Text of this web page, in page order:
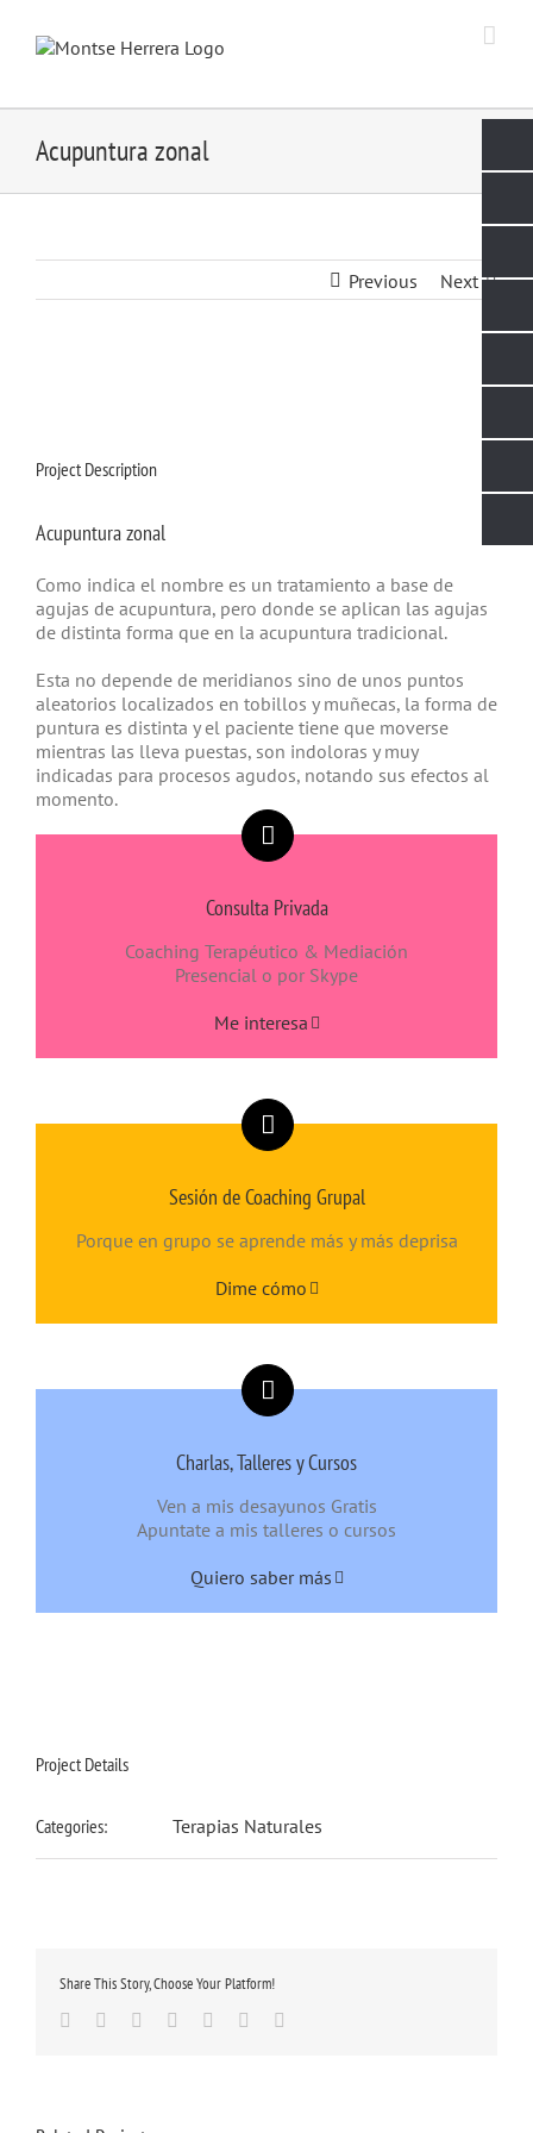
content
Acupuntura zonal
Previous Next
Project Description
Acupuntura zonal
Como indica el nombre es un tratamiento a base de
agujas de acupuntura, pero donde se aplican las agujas
de distinta forma que en la acupuntura tradicional.
Esta no depende de meridianos sino de unos puntos
aleatorios localizados en tobillos y muñecas, la forma de
puntura es distinta y el paciente tiene que moverse
mientras las lleva puestas, son indoloras y muy
indicadas para procesos agudos, notando sus efectos al
momento.
Consulta Privada
Coaching Terapéutico & Mediación
Presencial o por Skype
Me interesa
Sesión de Coaching Grupal
Porque en grupo se aprende más y más deprisa
Dime cómo
Charlas, Talleres y Cursos
Ven a mis desayunos Gratis
Apuntate a mis talleres o cursos
Quiero saber más
Project Details
Categories: Terapias Naturales
Share This Story, Choose Your Platform!
Facebook
TwitterLinkedinGoogle+
TumblrPinterest